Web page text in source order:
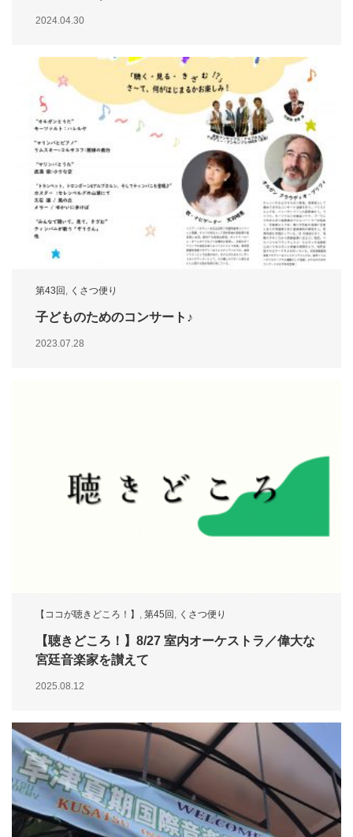
2024.04.30
第43回 , くさつ便り
子どものためのコンサート♪
2023.07.28
【ココが聴きどころ！】 , 第45回 , くさつ便り
【聴きどころ！】8/27 室内オーケストラ／偉大な
宮廷音楽家を讃えて
2025.08.12